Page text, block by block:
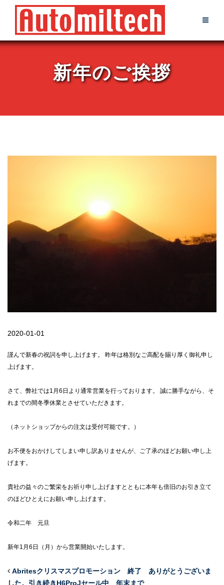
content
新年のご挨拶
2020-01-01
謹んで新春の祝詞を申し上げます。 昨年は格別なご高配を賜り厚く御礼申し
上げます。
さて、弊社では1月6日より通常営業を行っております。 誠に勝手ながら、そ
れまでの間冬季休業とさせていただきます。
（ネットショップからの注文は受付可能です。）
お不便をおかけしてしまい申し訳ありませんが、ご了承のほどお願い申し上
げます。
貴社の益々のご繁栄をお祈り申し上げますとともに本年も倍旧のお引き立て
のほどひとえにお願い申し上げます。
令和二年 元旦
新年1月6日（月）から営業開始いたします。
Abritesクリスマスプロモーション 終了 ありがとうございま
した。引き続きH6ProJセール中 年末まで